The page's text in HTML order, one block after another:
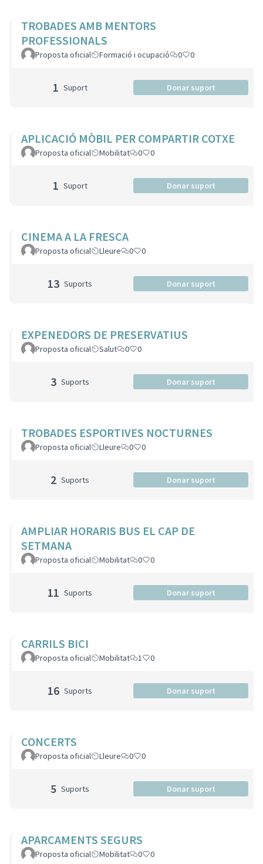
TROBADES AMB MENTORS
PROFESSIONALS
Proposta oficial Formació i ocupació 0 0
1 Suport Donar suport
APLICACIÓ MÒBIL PER COMPARTIR COTXE
Proposta oficial Mobilitat 0 0
1 Suport Donar suport
CINEMA A LA FRESCA
Proposta oficial Lleure 0 0
13 Suports Donar suport
EXPENEDORS DE PRESERVATIUS
Proposta oficial Salut 0 0
3 Suports Donar suport
TROBADES ESPORTIVES NOCTURNES
Proposta oficial Lleure 0 0
2 Suports Donar suport
AMPLIAR HORARIS BUS EL CAP DE
SETMANA
Proposta oficial Mobilitat 0 0
11 Suports Donar suport
CARRILS BICI
Proposta oficial Mobilitat 1 0
16 Suports Donar suport
CONCERTS
Proposta oficial Lleure 0 0
5 Suports Donar suport
APARCAMENTS SEGURS
Proposta oficial Mobilitat 0 0